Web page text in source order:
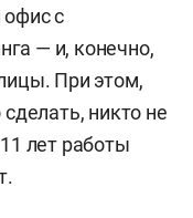
с
— и, конечно,
При этом,
никто не
лет работы